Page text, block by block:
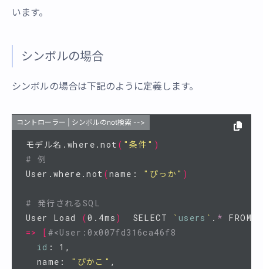
います。
シンボルの場合
シンボルの場合は下記のように定義します。
コントローラー | シンボルのnot検索 -->
モデル名.where.not ( "条件" )
# 例
User.where.not (name: "ぴっか" )
# 発行されるSQL
User Load
(0.4ms )
  SELECT
` users ` . * FROM
=>
[ #<User:0x007fd316ca46f8
id : 1,
  name:
"ぴかこ" ,